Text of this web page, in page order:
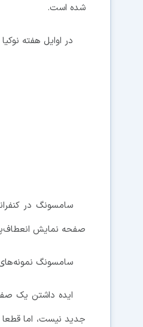
شده است.
در اوایل هفته
سامسونگ در
صفحه نمایش انعطاف‌پذیر خود در
سامسونگ نمونه‌های
ایده داشتن یک
جدید نیست، اما قطعا